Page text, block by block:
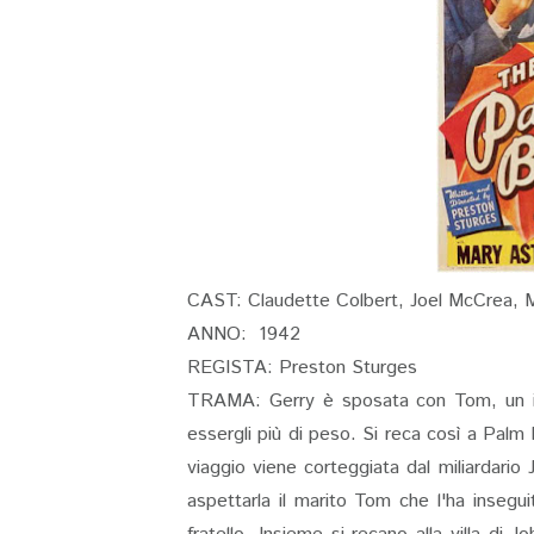
CAST: Claudette Colbert, Joel McCrea,
ANNO: 1942
REGISTA: Preston Sturges
TRAMA: Gerry è sposata con Tom,
essergli più di peso. Si reca così a
viaggio viene corteggiata dal
aspettarla il marito Tom che l'ha